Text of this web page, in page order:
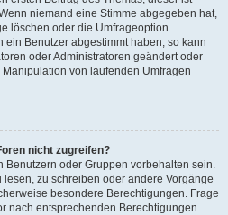
niemand eine Stimme abgegeben hat,
löschen oder die Umfrageoption
Benutzer abgestimmt haben, so kann
oder Administratoren geändert oder
von laufenden Umfragen
nicht zugreifen?
oder Gruppen vorbehalten sein.
zu schreiben oder andere Vorgänge
besondere Berechtigungen. Frage
nach entsprechenden Berechtigungen.